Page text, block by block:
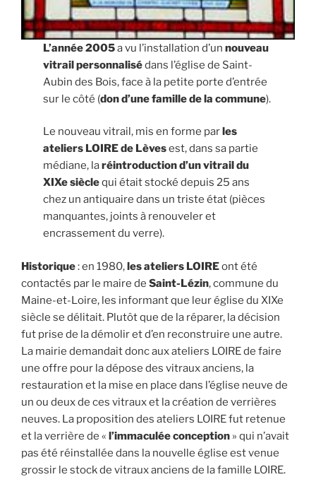
L’année 2005a vu l’installation d’unnouveau
vitrailpersonnalisédans l’église de Saint-
Aubin des Bois, face à la petite porte d’entrée
sur le côté (don d’une famille de la commune).
Le nouveau vitrail, mis en forme parles
ateliers LOIRE de Lèvesest, dans sa partie
médiane, laréintroduction d’un vitrail du
XIXe sièclequi était stocké depuis 25 ans
chez un antiquaire dans un triste état (pièces
manquantes, joints à renouveler et
encrassement du verre).
Historique: en 1980,les ateliers LOIREont été
contactés par le maire de Saint-Lézin, commune du
Maine-et-Loire, les informant que leur église du XIXe
siècle se délitait. Plutôt que de la réparer, la décision
fut prise de la démolir et d’en reconstruire une autre.
La mairie demandait donc aux ateliers LOIRE de faire
une offre pour la dépose des vitraux anciens, la
restauration et la mise en place dans l’église neuve de
un ou deux de ces vitraux et la création de verrières
neuves. La proposition des ateliers LOIRE fut retenue
et la verrière de « l’immaculée conception » qui n’avait
pas été réinstallée dans la nouvelle église est venue
grossir le stock de vitraux anciens de la famille LOIRE.